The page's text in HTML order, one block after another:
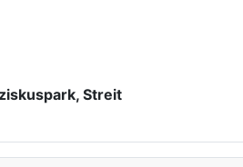
Streit